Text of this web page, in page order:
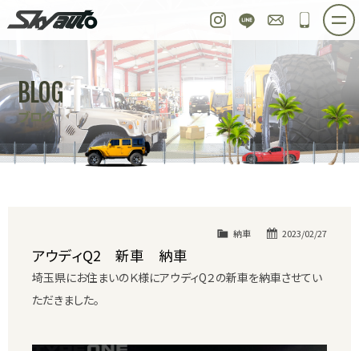
Instagram
LINE お問い合わせ
048-
ホーム 在庫車情報 ご購入プラン
整備作業実例 パーツ販売 買取＆オーダー
店舗紹介 工場紹介 会社概要
スタッフ紹介 求人情報 公式ブログ
BLOG
ブログ
2023/02/27
納車
アウディQ2 新車 納車
埼玉県にお住まいのＫ様にアウディQ２の新車を納車させてい
ただきました。